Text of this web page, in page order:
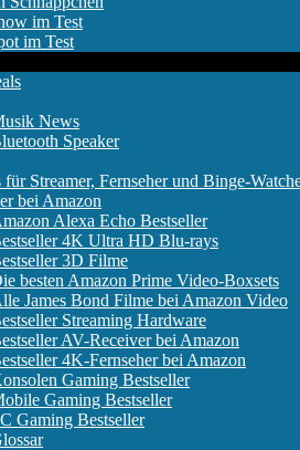
im Test
im Test
News
Speaker
für Streamer, Fernseher und Binge-
bei Amazon
Alexa Echo Bestseller
4K Ultra HD Blu-rays
3D Filme
besten Amazon Prime Video-Boxsets
James Bond Filme bei Amazon Video
Streaming Hardware
AV-Receiver bei Amazon
4K-Fernseher bei Amazon
Gaming Bestseller
Gaming Bestseller
Gaming Bestseller